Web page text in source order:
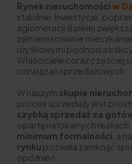
Rynek nieruchomościw
stabilnie. Inwestycje,
aglomeracji śląskiej
zainteresowanie
użytkowymi podnosi
Właściciele coraz częściej
rozwiązań sprzedażowych.
W naszym skupie
proces sprzedaży jest
szybką sprzedaż za
opartą na lokalnych
minimum formalności , a
rynku pozwala zamknąć
opóźnień.